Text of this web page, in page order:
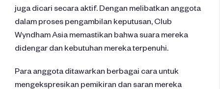
juga dicari secara aktif. Dengan melibatkan anggota
dalam proses pengambilan keputusan, Club
Wyndham Asia memastikan bahwa suara mereka
didengar dan kebutuhan mereka terpenuhi.
Para anggota ditawarkan berbagai cara untuk
mengekspresikan pemikiran dan saran mereka